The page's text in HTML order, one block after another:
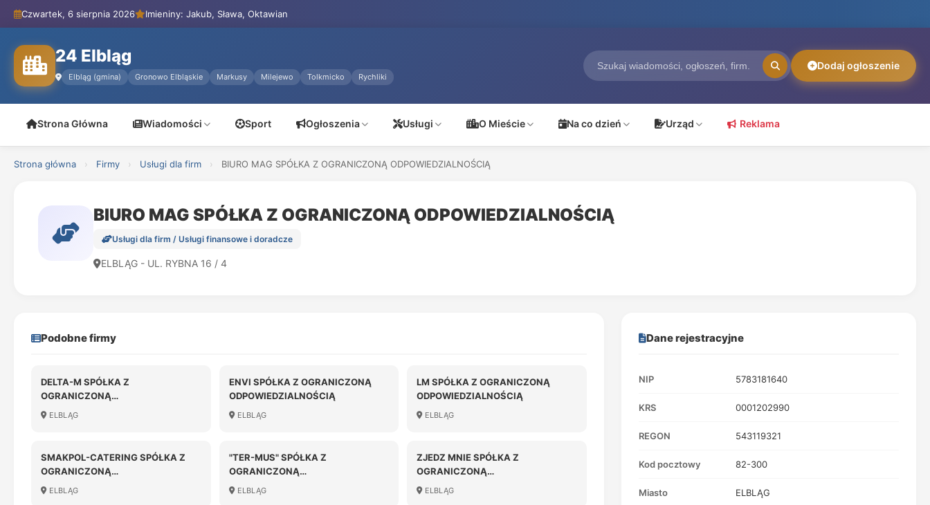
Czwartek, 6 sierpnia 2026 Imieniny: Jakub, Sława, Oktawian
24 Elbląg
Elbląg (gmina) Gronowo Elbląskie Markusy Milejewo Tolkmicko Rychliki
Dodaj ogłoszenie
Strona Główna Wiadomości Sport Ogłoszenia Usługi O Mieście Na co dzień Urząd Reklama
Strona główna › Firmy › Usługi dla firm › BIURO MAG SPÓŁKA Z OGRANICZONĄ ODPOWIEDZIALNOŚCIĄ
BIURO MAG SPÓŁKA Z OGRANICZONĄ ODPOWIEDZIALNOŚCIĄ
Usługi dla firm / Usługi finansowe i doradcze
ELBLĄG - UL. RYBNA 16 / 4
Podobne firmy
DELTA-M SPÓŁKA Z
OGRANICZONĄ
ODPOWIEDZIALNOŚCIĄ
ELBLĄG
ENVI SPÓŁKA Z OGRANICZONĄ
ODPOWIEDZIALNOŚCIĄ
ELBLĄG
LM SPÓŁKA Z OGRANICZONĄ
ODPOWIEDZIALNOŚCIĄ
ELBLĄG
SMAKPOL-CATERING SPÓŁKA Z
OGRANICZONĄ
ODPOWIEDZIALNOŚCIĄ
ELBLĄG
"TER-MUS" SPÓŁKA Z
OGRANICZONĄ
ODPOWIEDZIALNOŚCIĄ W
LIKWIDACJI
ELBLĄG
ZJEDZ MNIE SPÓŁKA Z
OGRANICZONĄ
ODPOWIEDZIALNOŚCIĄ
ELBLĄG
Dane rejestracyjne
NIP 5783181640
KRS 0001202990
REGON 543119321
Kod pocztowy 82-300
Miasto ELBLĄG